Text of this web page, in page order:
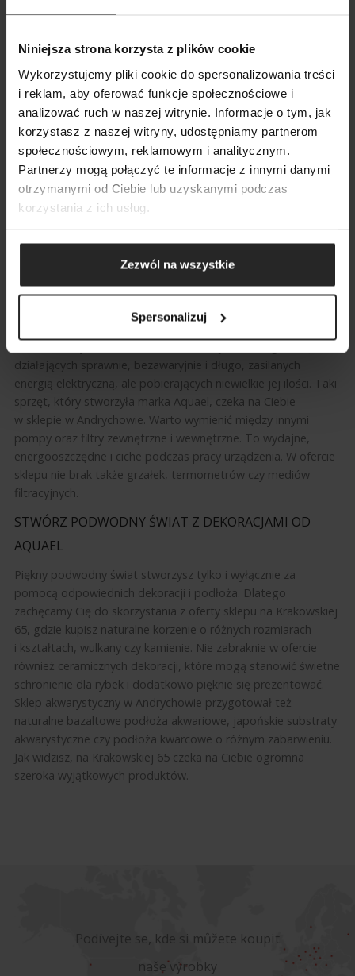
Niniejsza strona korzysta z plików cookie
Wykorzystujemy pliki cookie do spersonalizowania treści
i reklam, aby oferować funkcje społecznościowe i
analizować ruch w naszej witrynie. Informacje o tym, jak
korzystasz z naszej witryny, udostępniamy partnerom
społecznościowym, reklamowym i analitycznym.
Partnerzy mogą połączyć te informacje z innymi danymi
otrzymanymi od Ciebie lub uzyskanymi podczas
korzystania z ich usług.
Zezwól na wszystkie
Spersonalizuj
odżywione? Pragniesz dać im to, co najlepsze? W takim razie
Aquael. Przy współpracy z ichtiologami zespoły składające się
z wykwalifikowanych pracowników stworzyły mieszanki
pełnoporcjowe przygotowane dla różnych grup ryb żyjących
w domowych akwariach. W sklepie na Krakowskiej 65
znajdziesz pożywienie dla złotych rybek, bojowników,
dyskowców, a nawet skorupiaków i żółwi wodno-lądowych.
Oczywiście pokarm dostępny jest w różnej formie, między
innymi granulek, tabletek czy płatków. Dzięki temu
hodowanych przez Ciebie rybek.
WYDAJNY SPRZĘT AKWARYSTYCZNY DLA
WYMAGAJĄCYCH
Odpowiedni sprzęt akwarystyczny pozwala stworzyć idealne
działających sprawnie, bezawaryjnie i długo, zasilanych
energią elektryczną, ale pobierających niewielkie jej ilości. Taki
sprzęt, który stworzyła marka Aquael, czeka na Ciebie
w sklepie w Andrychowie. Warto wymienić między innymi
pompy oraz filtry zewnętrzne i wewnętrzne. To wydajne,
energooszczędne i ciche podczas pracy urządzenia. W ofercie
sklepu nie brak także grzałek, termometrów czy mediów
filtracyjnych.
STWÓRZ PODWODNY ŚWIAT Z DEKORACJAMI OD
AQUAEL
Piękny podwodny świat stworzysz tylko i wyłącznie za
pomocą odpowiednich dekoracji i podłoża. Dlatego
zachęcamy Cię do skorzystania z oferty sklepu na Krakowskiej
65, gdzie kupisz naturalne korzenie o różnych rozmiarach
i kształtach, wulkany czy kamienie. Nie zabraknie w ofercie
również ceramicznych dekoracji, które mogą stanowić świetne
schronienie dla rybek i dodatkowo pięknie się prezentować.
Sklep akwarystyczny w Andrychowie przygotował też
naturalne bazaltowe podłoża akwariowe, japońskie substraty
akwarystyczne czy podłoża kwarcowe o różnym zabarwieniu.
Jak widzisz, na Krakowskiej 65 czeka na Ciebie ogromna
szeroka wyjątkowych produktów.
Podívejte se, kde si můžete koupit
naše výrobky
VYHLEDÁVÁNÍ